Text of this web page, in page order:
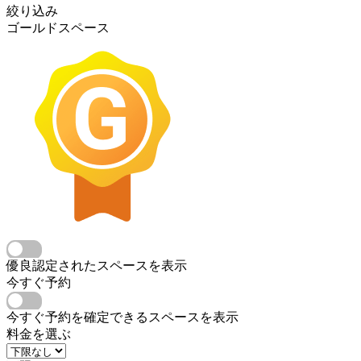
絞り込み
ゴールドスペース
優良認定されたスペースを表示
今すぐ予約
今すぐ予約を確定できるスペースを表示
料金を選ぶ